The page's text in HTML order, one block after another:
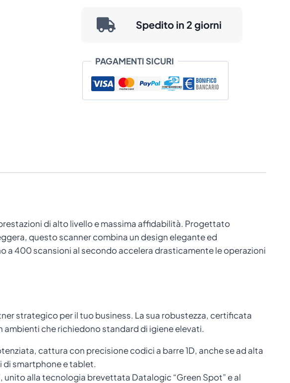
da
a
€ 86,73
Spedito in 2 giorni
PAGAMENTI SICURI
di alto livello e massima affidabilità. Progettato
questo scanner combina un design elegante ed
a 400 scansioni al secondo accelera drasticamente le operazioni
strategico per il tuo business. La sua robustezza, certificata
che richiedono standard di igiene elevati.
cattura con precisione codici a barre 1D, anche se ad alta
di smartphone e tablet.
unito alla tecnologia brevettata Datalogic “Green Spot” e al